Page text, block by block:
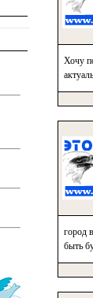
Хочу
город
быть